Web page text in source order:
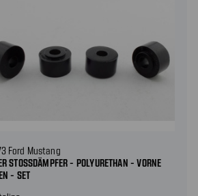
Ford Mustang
STOSSDÄMPFER - POLYURETHAN - VORNE U
- SET